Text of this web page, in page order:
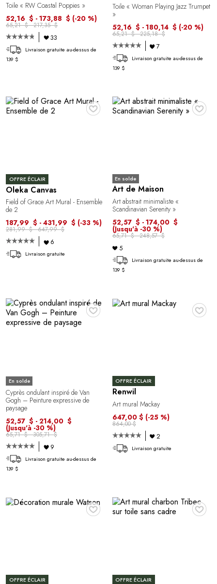
Toile « RW Coastal Poppies »
52,16 $ - 173,88 $ (-20 %)
65,21 $ - 217,35 $
33
Livraison gratuite au-dessus de
139 $
Toile « Woman Playing Jazz Trumpet
»
52,16 $ - 180,14 $ (-20 %)
65,21 $ - 225,18 $
7
Livraison gratuite au-dessus de
139 $
♥
OFFRE ÉCLAIR
Oleka Canvas
Field of Grace Art Mural - Ensemble
de 2
187,99 $ - 431,99 $ (-33 %)
281,99 $ - 647,99 $
6
Livraison gratuite
♥
En solde
Art de Maison
Art abstrait minimaliste «
Scandinavian Serenity »
52,57 $ - 174,00 $
(Jusqu'à -30 %)
65,71 $ - 248,57 $
5
Livraison gratuite au-dessus de
139 $
♥
En solde
Cyprès ondulant inspiré de Van
Gogh – Peinture expressive de
paysage
52,57 $ - 214,00 $
(Jusqu'à -30 %)
65,71 $ - 305,71 $
9
Livraison gratuite au-dessus de
139 $
♥
OFFRE ÉCLAIR
Renwil
Art mural Mackay
647,00 $ (-25 %)
864,00 $
2
Livraison gratuite
♥
OFFRE ÉCLAIR
♥
OFFRE ÉCLAIR